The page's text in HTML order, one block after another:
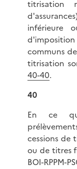
titrisation
inférieure
communs
titrisation
40-40.
40
En ce
cessions de
ou de titres
BOI-RPPM-